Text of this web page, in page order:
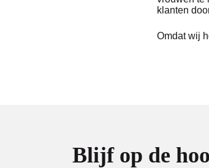
klanten
Omdat wij
Blijf op de